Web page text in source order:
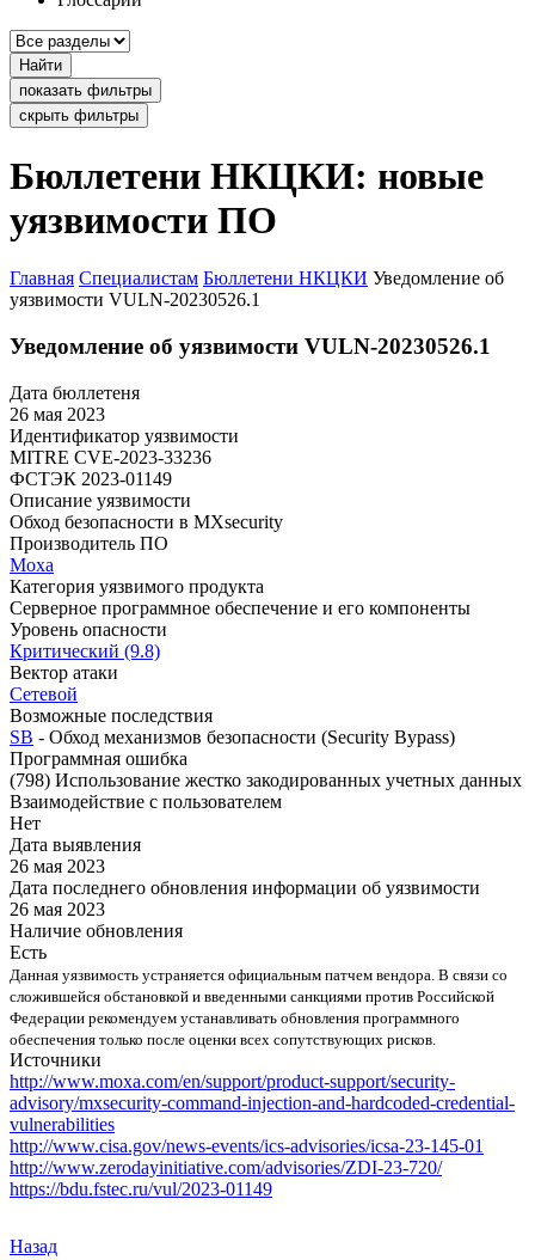
Найти
показать фильтры
скрыть фильтры
Бюллетени НКЦКИ: новые
уязвимости ПО
Главная Специалистам Бюллетени НКЦКИ Уведомление об
уязвимости VULN-20230526.1
Уведомление об уязвимости VULN-20230526.1
Дата бюллетеня
26 мая 2023
Идентификатор уязвимости
MITRE CVE-2023-33236
ФСТЭК 2023-01149
Описание уязвимости
Обход безопасности в MXsecurity
Производитель ПО
Moxa
Категория уязвимого продукта
Серверное программное обеспечение и его компоненты
Уровень опасности
Критический (9.8)
Вектор атаки
Сетевой
Возможные последствия
SB - Обход механизмов безопасности (Security Bypass)
Программная ошибка
(798) Использование жестко закодированных учетных данных
Взаимодействие с пользователем
Нет
Дата выявления
26 мая 2023
Дата последнего обновления информации об уязвимости
26 мая 2023
Наличие обновления
Есть
Данная уязвимость устраняется официальным патчем вендора. В связи со
сложившейся обстановкой и введенными санкциями против Российской
Федерации рекомендуем устанавливать обновления программного
обеспечения только после оценки всех сопутствующих рисков.
Источники
http://www.moxa.com/en/support/product-support/security-
advisory/mxsecurity-command-injection-and-hardcoded-credential-
vulnerabilities
http://www.cisa.gov/news-events/ics-advisories/icsa-23-145-01
http://www.zerodayinitiative.com/advisories/ZDI-23-720/
https://bdu.fstec.ru/vul/2023-01149
Назад